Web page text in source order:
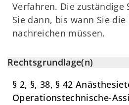
Verfahren. Die
Sie dann, bis wann Sie die
nachreichen müssen.
Rechtsgrundlage(n)
§ 2, §, 38, § 42
Operationstechnische-